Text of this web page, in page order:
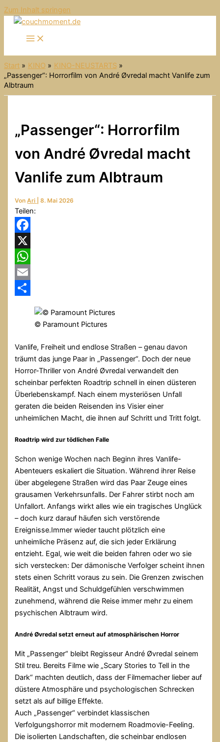
Zum Inhalt springen
Start KINO
KINO-NEUSTARTS
„Passenger“: Horrorfilm von André Øvredal macht Vanlife zum
Albtraum
„Passenger“: Horrorfilm
von André Øvredal macht
Vanlife zum Albtraum
VonAri |8. Mai 2026
Teilen:
Facebook
X
WhatsApp
Email
© Paramount Pictures
Vanlife, Freiheit und endlose Straßen – genau davon
träumt das junge Paar in „Passenger“. Doch der neue
Horror-Thriller von André Øvredal verwandelt den
scheinbar perfekten Roadtrip schnell in einen düsteren
Überlebenskampf. Nach einem mysteriösen Unfall
geraten die beiden Reisenden ins Visier einer
unheimlichen Macht, die ihnen auf Schritt und Tritt folgt.
Roadtrip wird zur tödlichen Falle
Schon wenige Wochen nach Beginn ihres Vanlife-
Abenteuers eskaliert die Situation. Während ihrer Reise
über abgelegene Straßen wird das Paar Zeuge eines
grausamen Verkehrsunfalls. Der Fahrer stirbt noch am
Unfallort. Anfangs wirkt alles wie ein tragisches Unglück
– doch kurz darauf häufen sich verstörende
Ereignisse.Immer wieder taucht plötzlich eine
unheimliche Präsenz auf, die sich jeder Erklärung
entzieht. Egal, wie weit die beiden fahren oder wo sie
sich verstecken: Der dämonische Verfolger scheint ihnen
stets einen Schritt voraus zu sein. Die Grenzen zwischen
Realität, Angst und Schuldgefühlen verschwimmen
zunehmend, während die Reise immer mehr zu einem
psychischen Albtraum wird.
André Øvredal setzt erneut auf atmosphärischen Horror
Mit „Passenger“ bleibt Regisseur André Øvredal seinem
Stil treu. Bereits Filme wie „Scary Stories to Tell in the
Dark“ machten deutlich, dass der Filmemacher lieber auf
düstere Atmosphäre und psychologischen Schrecken
setzt als auf billige Effekte.
Auch „Passenger“ verbindet klassischen
Verfolgungshorror mit modernem Roadmovie-Feeling.
Die isolierten Landschaften, die scheinbar endlosen